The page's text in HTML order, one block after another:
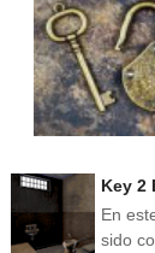
Key 2
En
sido